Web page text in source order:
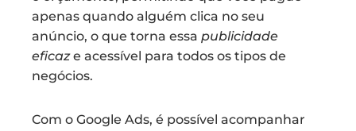
apenas quando alguém clica no seu
anúncio, o que torna essa publicidade
eficaze acessível para todos os tipos de
negócios.
Com o Google Ads, é possível acompanhar